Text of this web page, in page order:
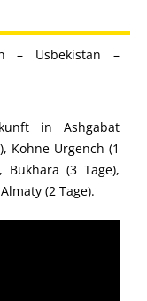
– Usbekistan –
in Ashgabat
Kohne Urgench (1
Bukhara (3 Tage),
(2 Tage).